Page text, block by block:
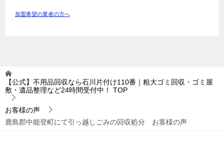
加盟希望の業者の方へ
【公式】不用品回収なら石川片付け110番｜粗大ゴミ回収・ゴミ屋
敷・遺品整理など24時間受付中！
TOP
お客様の声
鹿島郡中能登町にて引っ越しごみの回収処分 お客様の声